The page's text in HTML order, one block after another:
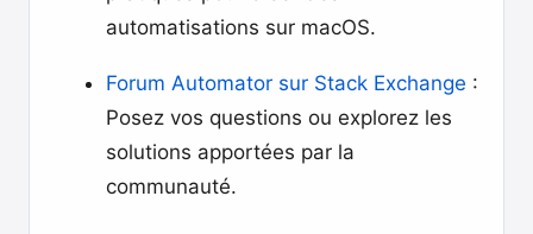
automatisations sur macOS.
Forum Automator sur Stack Exchange :
Posez vos questions ou explorez les
solutions apportées par la
communauté.